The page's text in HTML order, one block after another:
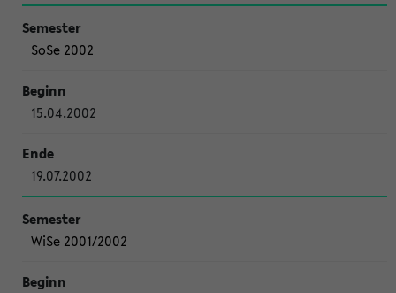
SoSe 2002
15.04.2002
19.07.2002
WiSe 2001/2002